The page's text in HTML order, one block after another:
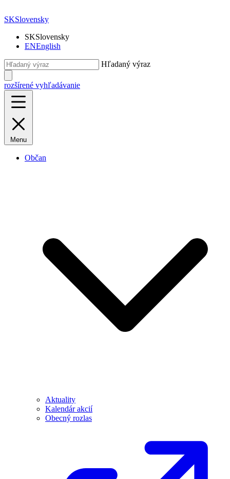
SKSlovensky
SKSlovensky
ENEnglish
Hľadaný výraz
rozšírené vyhľadávanie
Menu
Občan
Aktuality
Kalendár akcií
Obecný rozlas